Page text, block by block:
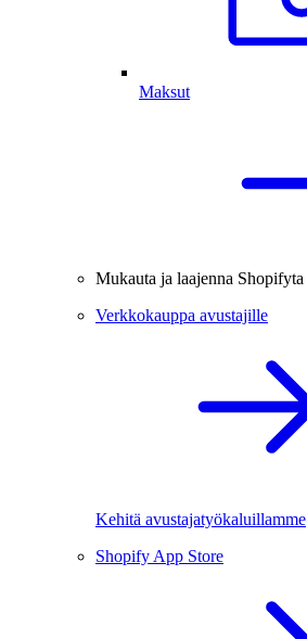
Maksut
Mukauta ja laajenna Shopifyta
Verkkokauppa avustajille
Kehitä avustajatyökaluillamme
Shopify App Store